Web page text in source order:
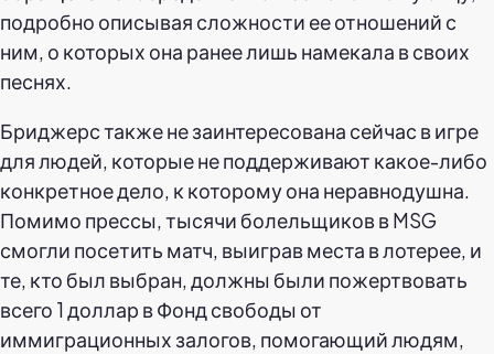
подробно описывая сложности ее отношений с
ним, о которых она ранее лишь намекала в своих
песнях.
Бриджерс также не заинтересована сейчас в игре
для людей, которые не поддерживают какое-либо
конкретное дело, к которому она неравнодушна.
Помимо прессы, тысячи болельщиков в MSG
смогли посетить матч, выиграв места в лотерее, и
те, кто был выбран, должны были пожертвовать
всего 1 доллар в Фонд свободы от
иммиграционных залогов, помогающий людям,